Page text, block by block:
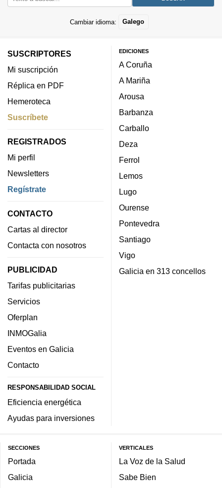
Cambiar idioma: Galego
SUSCRIPTORES
Mi suscripción
Réplica en PDF
Hemeroteca
Suscríbete
REGISTRADOS
Mi perfil
Newsletters
Regístrate
CONTACTO
Cartas al director
Contacta con nosotros
PUBLICIDAD
Tarifas publicitarias
Servicios
Oferplan
INMOGalia
Eventos en Galicia
Contacto
RESPONSABILIDAD SOCIAL
Eficiencia energética
Ayudas para inversiones
EDICIONES
A Coruña
A Mariña
Arousa
Barbanza
Carballo
Deza
Ferrol
Lemos
Lugo
Ourense
Pontevedra
Santiago
Vigo
Galicia en 313 concellos
SECCIONES
Portada
Galicia
VERTICALES
La Voz de la Salud
Sabe Bien